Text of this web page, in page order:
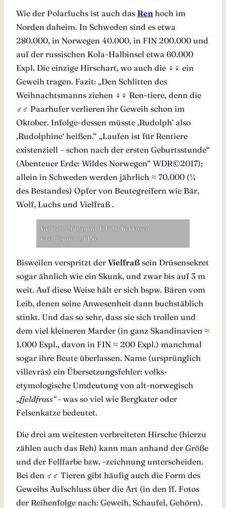
Wie der Polarfuchs ist auch das Ren hoch im
Norden daheim. In Schweden sind es etwa
280.000, in Norwegen 40.000, in FIN 200.000 und
auf der russischen Kola-Halbinsel etwa 60.000
Expl. Die einzige Hirschart, wo auch die ♀♀ ein
Geweih tragen. Fazit: „Den Schlitten des
Weihnachtsmanns ziehen ♀♀ Ren-tiere, denn die
♂♂ Paarhufer verlieren ihr Geweih schon im
Oktober. Infolge-dessen müsste ‚Rudolph‘ also
‚Rudolphine‘ heißen.“ „Laufen ist für Rentiere
existenziell – schon nach der ersten Geburtsstunde“
(Abenteuer Erde: Wildes Norwegen“ WDR©2017);
allein in Schweden werden jährlich ≈ 70.000 (¼
des Bestandes) Opfer von Beutegreifern wie Bär,
Wolf, Luchs und Vielfraß .
Vielfraß ♂ Gulo gulo(F: Urhu Kekkosen
kasallispuisto/FIN).
Bisweilen verspritzt der Vielfraß sein Drüsensekret
sogar ähnlich wie ein Skunk, und zwar bis auf 3 m
weit. Auf diese Weise hält er sich bspw. Bären vom
Leib, denen seine Anwesenheit dann buchstäblich
stinkt. Und das so sehr, dass sie sich trollen und
dem viel kleineren Marder (in ganz Skandinavien ≈
1.000 Expl., davon in FIN ≈ 200 Expl.) manchmal
sogar ihre Beute überlassen. Name (ursprünglich
villevrās) ein Übersetzungsfehler: volks-
etymologische Umdeutung von alt-norwegisch
„fjeldfross“ –was so viel wie Bergkater oder
Felsenkatze bedeutet.
Die drei am weitesten verbreiteten Hirsche (hierzu
zählen auch das Reh) kann man anhand der Größe
und der Fellfarbe bzw. -zeichnung unterscheiden.
Bei den ♂♂ Tieren gibt häufig auch die Form des
Geweihs Aufschluss über die Art (in den ff. Fotos
der Reihenfolge nach: Geweih, Schaufel, Gehörn).